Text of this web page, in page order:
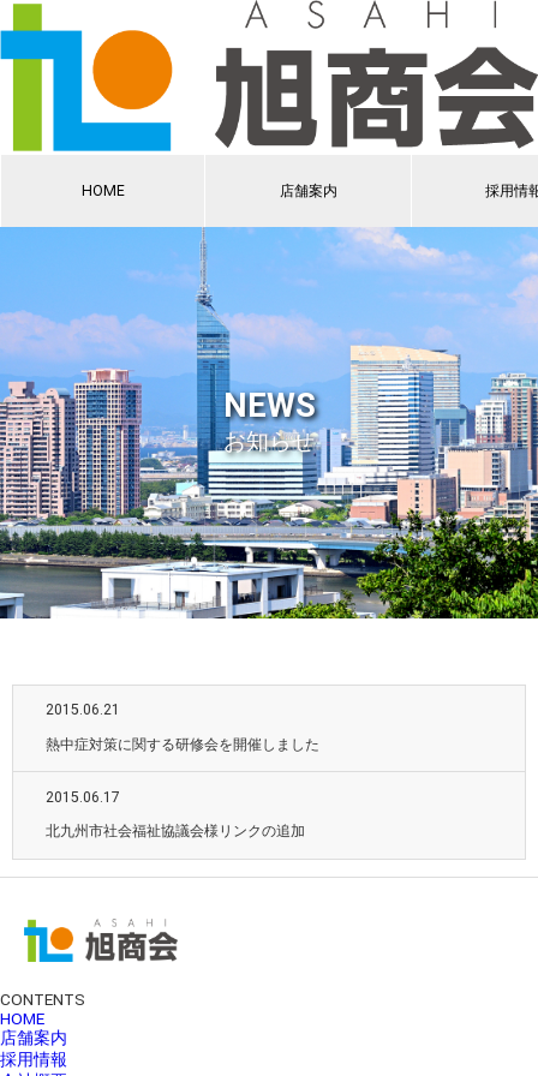
HOME 店舗案内 採用情
NEWS
お知らせ
2015.06.21
熱中症対策に関する研修会を開催しました
2015.06.17
北九州市社会福祉協議会様リンクの追加
CONTENTS
HOME
店舗案内
採用情報